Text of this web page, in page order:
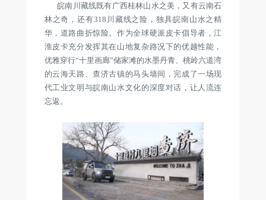
皖南川藏线既有广西桂林山水之美，又有云南石
林之奇，还有318川藏线之险，独具皖南山水之精
华，道路曲折惊险。作为全球硬派皮卡倡导者，江
淮皮卡充分发挥其在山地复杂路况下的优越性能，
优雅穿行“十里画廊”储家滩的水墨丹青、桃岭六道湾
的云海天路、查济古镇的马头墙间，完成了一场现
代工业文明与皖南山水文化的深度对话，让人流连
忘返。